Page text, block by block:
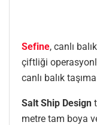
Sefine, canlı
çiftliği
canlı balık
Salt Ship Design
metre tam boya